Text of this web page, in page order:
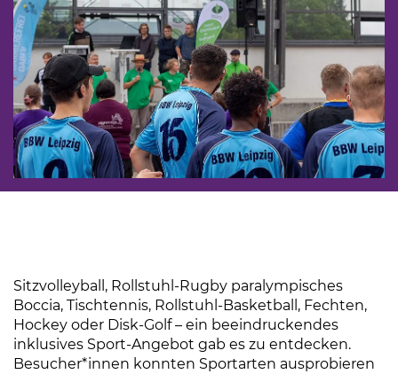
Sitzvolleyball, Rollstuhl-Rugby paralympisches
Boccia, Tischtennis, Rollstuhl-Basketball, Fechten,
Hockey oder Disk-Golf – ein beeindruckendes
inklusives Sport-Angebot gab es zu entdecken.
Besucher*innen konnten Sportarten ausprobieren